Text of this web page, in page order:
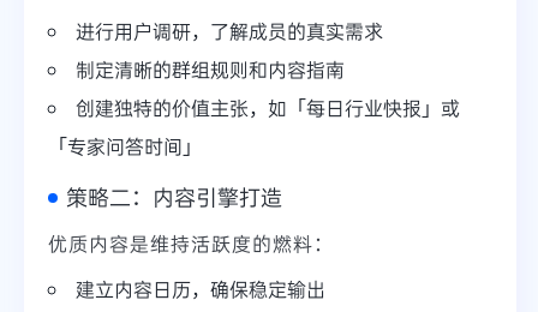
进行用户调研，了解成员的真实需求
制定清晰的群组规则和内容指南
创建独特的价值主张，如「每日行业快报」或
「专家问答时间」
策略二：内容引擎打造
优质内容是维持活跃度的燃料：
建立内容日历，确保稳定输出